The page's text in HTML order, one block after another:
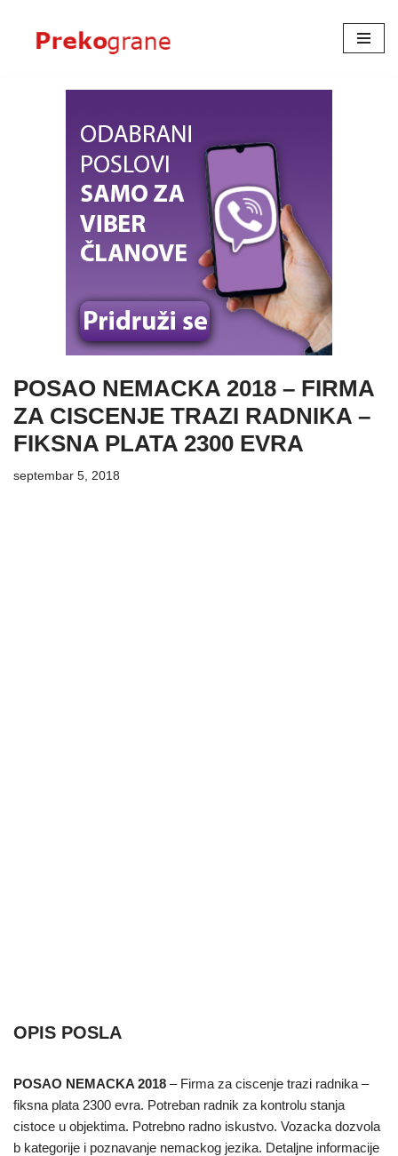
Skoči
POSAO NEMACKA 2018 – FIRMA
ZA CISCENJE TRAZI RADNIKA –
FIKSNA PLATA 2300 EVRA
septembar 5, 2018
OPIS POSLA
POSAO NEMACKA 2018 – Firma za ciscenje trazi radnika –
fiksna plata 2300 evra. Potreban radnik za kontrolu stanja
cistoce u objektima. Potrebno radno iskustvo. Vozacka dozvola
b kategorije i poznavanje nemackog jezika. Detaljne informacije